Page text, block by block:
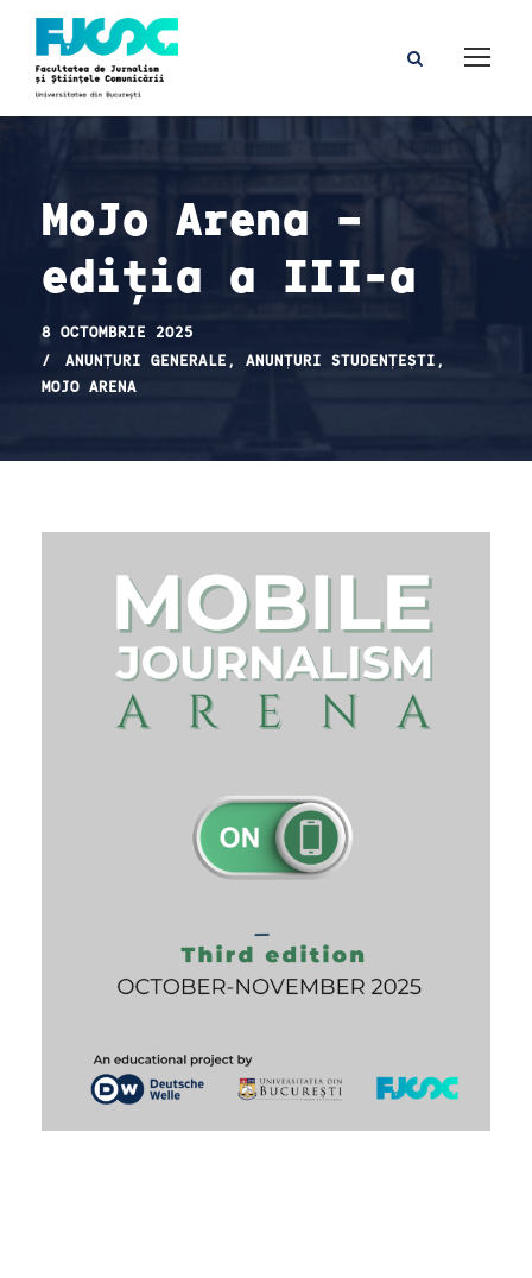
MoJo Arena –
ediția a III-a
8 OCTOMBRIE 2025
ANUNȚURI GENERALE , ANUNȚURI STUDENȚEȘTI,
MOJO ARENA